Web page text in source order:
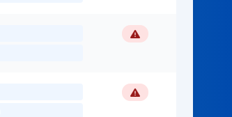
Flagged
Flagged